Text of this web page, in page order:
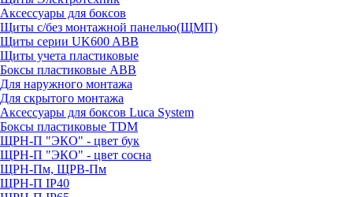
Аксессуары для боксов
Щиты с/без монтажной панелью(ЩМП)
Щиты серии UK600 ABB
Щиты учета пластиковые
Боксы пластиковые ABB
Для наружного монтажа
Для скрытого монтажа
Аксессуары для боксов Luca System
Боксы пластиковые TDM
ЩРН-П "ЭКО" - цвет бук
ЩРН-П "ЭКО" - цвет сосна
ЩРН-Пм, ЩРВ-Пм
ЩРН-П IP40